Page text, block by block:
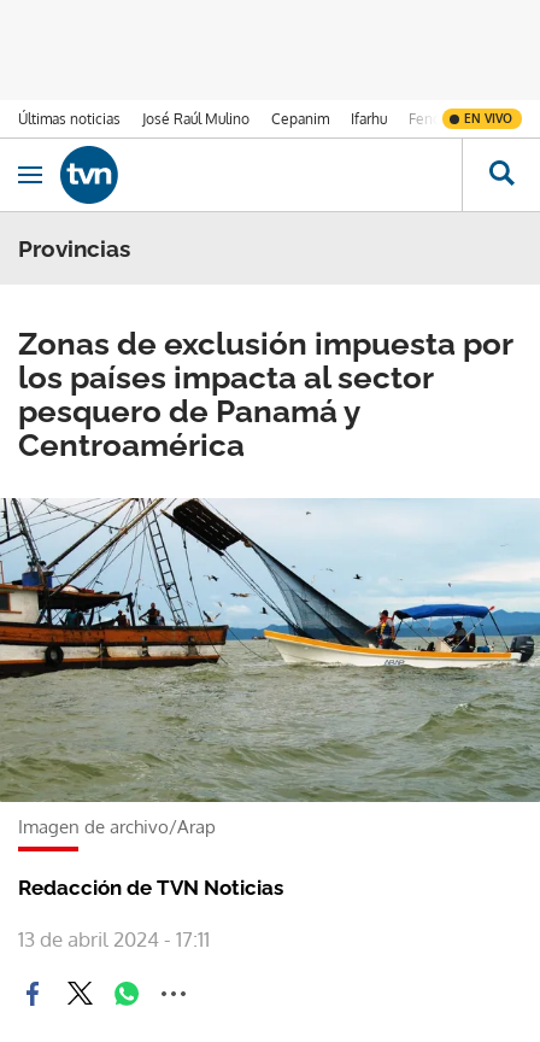
Últimas noticias José Raúl Mulino Cepanim Ifarhu Fenómeno de El
EN VIVO
Ir al contenido
Obrir navegació
Provincias
Zonas de exclusión impuesta por
los países impacta al sector
pesquero de Panamá y
Centroamérica
Imagen de archivo/Arap
Redacción de TVN Noticias
13 de abril 2024 - 17:11